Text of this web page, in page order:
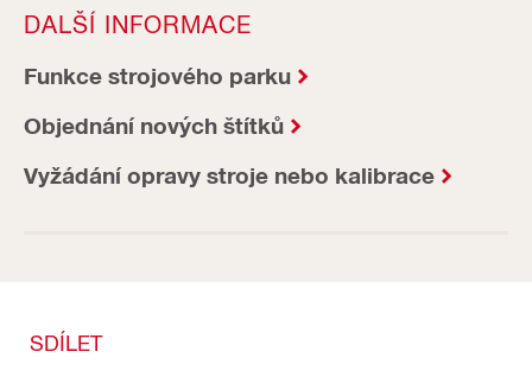
DALŠÍ INFORMACE
Funkce strojového parku
Objednání nových štítků
Vyžádání opravy stroje nebo kalibrace
SDÍLET